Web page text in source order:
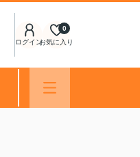
ログインお気に入り
0